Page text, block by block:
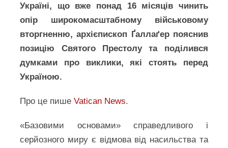
Україні, що вже понад 16 місяців чинить
опір широкомасштабному військовому
вторгненню, архієпископ Ґаллаґер пояснив
позицію Святого Престолу та поділився
думками про виклики, які стоять перед
Україною.
Про це пишеVatican News.
«Базовими основами» справедливого і
серйозного миру є відмова від насильства та